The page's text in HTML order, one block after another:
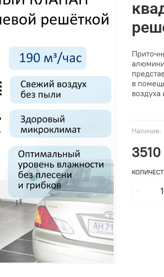
Наличие:
в
воздуха